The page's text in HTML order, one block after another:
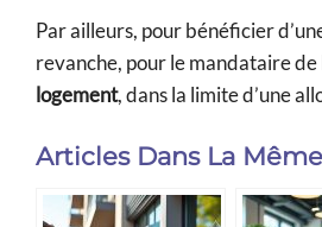
Par ailleurs, pour bénéficier
revanche, pour le mandataire
logement, dans la limite d’une
Articles Dans La